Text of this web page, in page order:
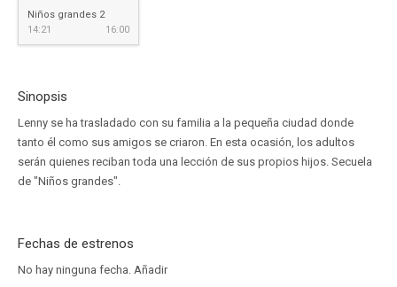
Niños grandes 2
14:21
16:00
Sinopsis
Lenny se ha trasladado con su familia a la pequeña ciudad donde
tanto él como sus amigos se criaron. En esta ocasión, los adultos
serán quienes reciban toda una lección de sus propios hijos. Secuela
de "Niños grandes".
Fechas de estrenos
No hay ninguna fecha. Añadir